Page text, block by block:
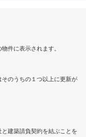
件に表示されます。
のうちの１つ以上に更新が
建築請負契約を結ぶことを